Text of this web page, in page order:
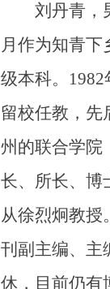
刘丹青，男
月作为知青下
级本科。
留校任教，先
州的联合学院
长、所长、博
从徐烈炯教授
刊副主编、主
休，目前仍有